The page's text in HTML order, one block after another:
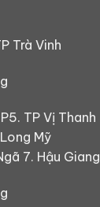
Trà Vinh
TP Vị Thanh
Mỹ
7. Hậu Giang